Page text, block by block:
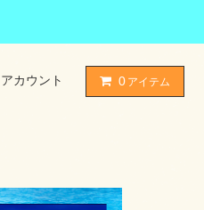
アカウント 0 アイテム